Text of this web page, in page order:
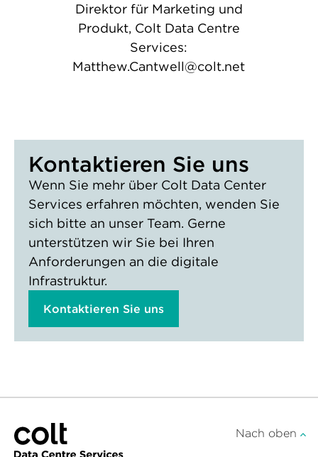
Direktor für Marketing und
Produkt, Colt Data Centre
Services:
Matthew.Cantwell@colt.net
Kontaktieren Sie uns
Wenn Sie mehr über Colt Data Center
Services erfahren möchten, wenden Sie
sich bitte an unser Team. Gerne
unterstützen wir Sie bei Ihren
Anforderungen an die digitale
Infrastruktur.
Kontaktieren Sie uns
Nach oben